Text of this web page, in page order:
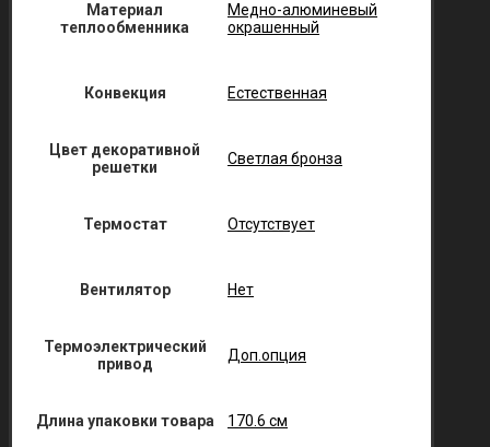
Материал
теплообменника
Медно-алюминевый
окрашенный
Конвекция Естественная
Цвет декоративной
решетки
Светлая бронза
Термостат Отсутствует
Вентилятор Нет
Термоэлектрический
привод
Доп.опция
Длина упаковки товара 170.6 см